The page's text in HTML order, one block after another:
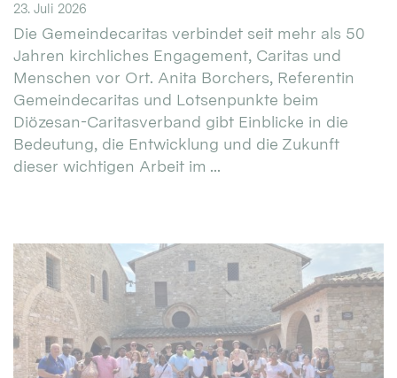
23. Juli 2026
Die Gemeindecaritas verbindet seit mehr als 50
Jahren kirchliches Engagement, Caritas und
Menschen vor Ort. Anita Borchers, Referentin
Gemeindecaritas und Lotsenpunkte beim
Diözesan-Caritasverband gibt Einblicke in die
Bedeutung, die Entwicklung und die Zukunft
dieser wichtigen Arbeit im ...